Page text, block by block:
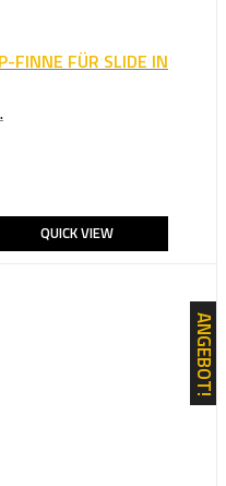
FINNE FÜR SLIDE IN
QUICK VIEW
ANGEBOT!